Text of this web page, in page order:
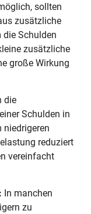
sollten
zusätzliche
die Schulden
zusätzliche
große Wirkung
die
Schulden in
niedrigeren
reduziert
vereinfacht
In manchen
zu